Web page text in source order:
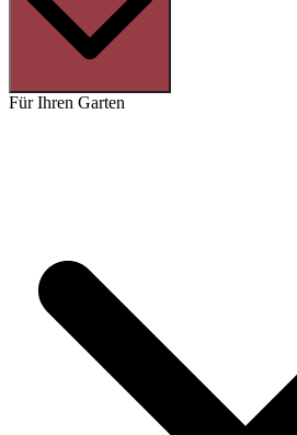
Für Ihren Garten